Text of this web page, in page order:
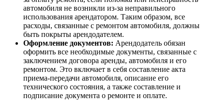
автомобиля не возникли из-за неправильного
использования арендатором. Таким образом, все
расходы, связанные с ремонтом автомобиля, должны
быть покрыты арендодателем.
Оформление документов: Арендодатель обязан
оформить все необходимые документы, связанные с
заключением договора аренды, автомобиля и его
ремонтом. Это включает в себя составление акта
приема-передачи автомобиля, описание его
технического состояния, а также составление и
подписание документа о ремонте и оплате.